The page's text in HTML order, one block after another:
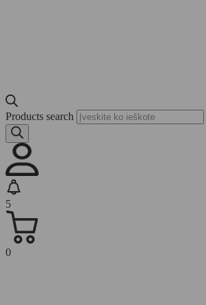
Products search
5
0